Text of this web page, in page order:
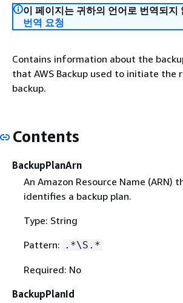
이 페이지는 귀하의 언어로 번역되지
번역 요청
Contains information about the
that AWS Backup used to initiate the
backup.
Contents
BackupPlanArn
An Amazon Resource Name (ARN)
identifies a backup plan.
Type: String
Pattern: .*\S.*
Required: No
BackupPlanId